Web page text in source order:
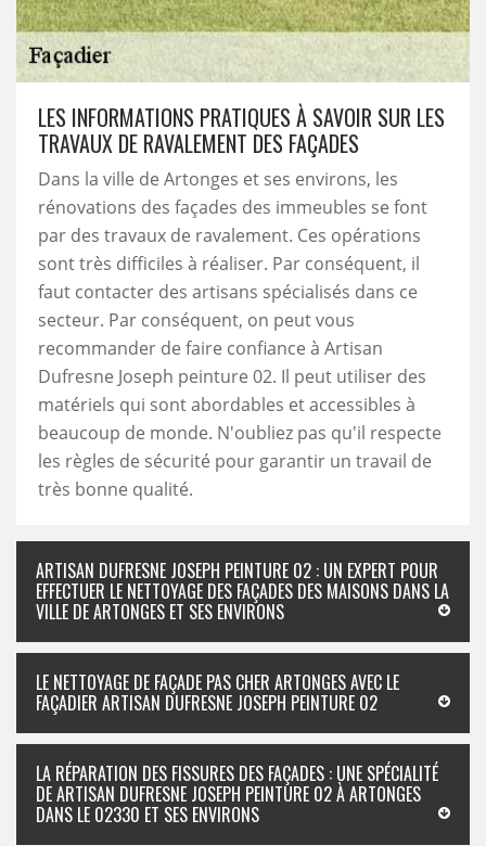
LES INFORMATIONS PRATIQUES À SAVOIR SUR LES
TRAVAUX DE RAVALEMENT DES FAÇADES
Dans la ville de Artonges et ses environs, les
rénovations des façades des immeubles se font
par des travaux de ravalement. Ces opérations
sont très difficiles à réaliser. Par conséquent, il
faut contacter des artisans spécialisés dans ce
secteur. Par conséquent, on peut vous
recommander de faire confiance à Artisan
Dufresne Joseph peinture 02. Il peut utiliser des
matériels qui sont abordables et accessibles à
beaucoup de monde. N'oubliez pas qu'il respecte
les règles de sécurité pour garantir un travail de
très bonne qualité.
ARTISAN DUFRESNE JOSEPH PEINTURE 02 : UN EXPERT POUR
EFFECTUER LE NETTOYAGE DES FAÇADES DES MAISONS DANS LA
VILLE DE ARTONGES ET SES ENVIRONS
LE NETTOYAGE DE FAÇADE PAS CHER ARTONGES AVEC LE
FAÇADIER ARTISAN DUFRESNE JOSEPH PEINTURE 02
LA RÉPARATION DES FISSURES DES FAÇADES : UNE SPÉCIALITÉ
DE ARTISAN DUFRESNE JOSEPH PEINTURE 02 À ARTONGES
DANS LE 02330 ET SES ENVIRONS